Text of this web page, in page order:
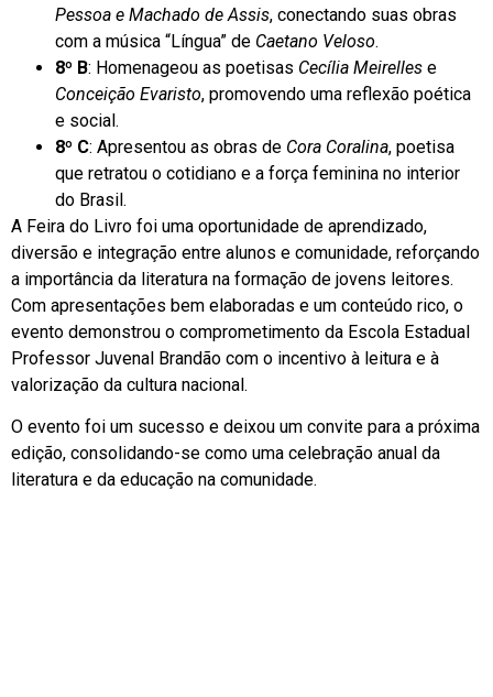
Pessoa e Machado de Assis, conectando suas obras
com a música “Língua” de Caetano Veloso.
8º B: Homenageou as poetisas Cecília Meirelles e
Conceição Evaristo, promovendo uma reflexão poética
e social.
8º C: Apresentou as obras de Cora Coralina, poetisa
que retratou o cotidiano e a força feminina no interior
do Brasil.
A Feira do Livro foi uma oportunidade de aprendizado,
diversão e integração entre alunos e comunidade, reforçando
a importância da literatura na formação de jovens leitores.
Com apresentações bem elaboradas e um conteúdo rico, o
evento demonstrou o comprometimento da Escola Estadual
Professor Juvenal Brandão com o incentivo à leitura e à
valorização da cultura nacional.
O evento foi um sucesso e deixou um convite para a próxima
edição, consolidando-se como uma celebração anual da
literatura e da educação na comunidade.